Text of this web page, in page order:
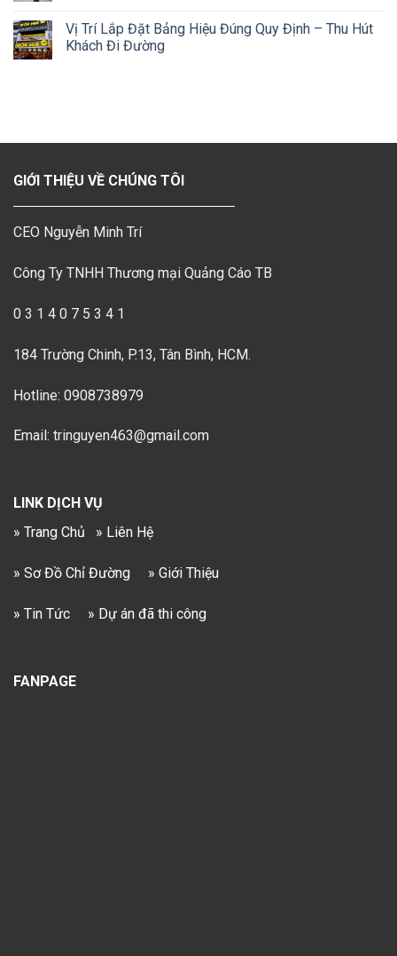
Vị Trí Lắp Đặt Bảng Hiệu Đúng Quy Định – Thu Hút
Khách Đi Đường
GIỚI THIỆU VỀ CHÚNG TÔI
CEO Nguyễn Minh Trí
Công Ty TNHH Thương mại Quảng Cáo TB
0 3 1 4 0 7 5 3 4 1
184 Trường Chinh, P.13, Tân Bình, HCM.
Hotline: 0908738979
Email: tringuyen463@gmail.com
LINK DỊCH VỤ
» Trang Chủ
» Liên Hệ
» Sơ Đồ Chỉ Đường » Giới Thiệu
» Tin Tức » Dự án đã thi công
FANPAGE